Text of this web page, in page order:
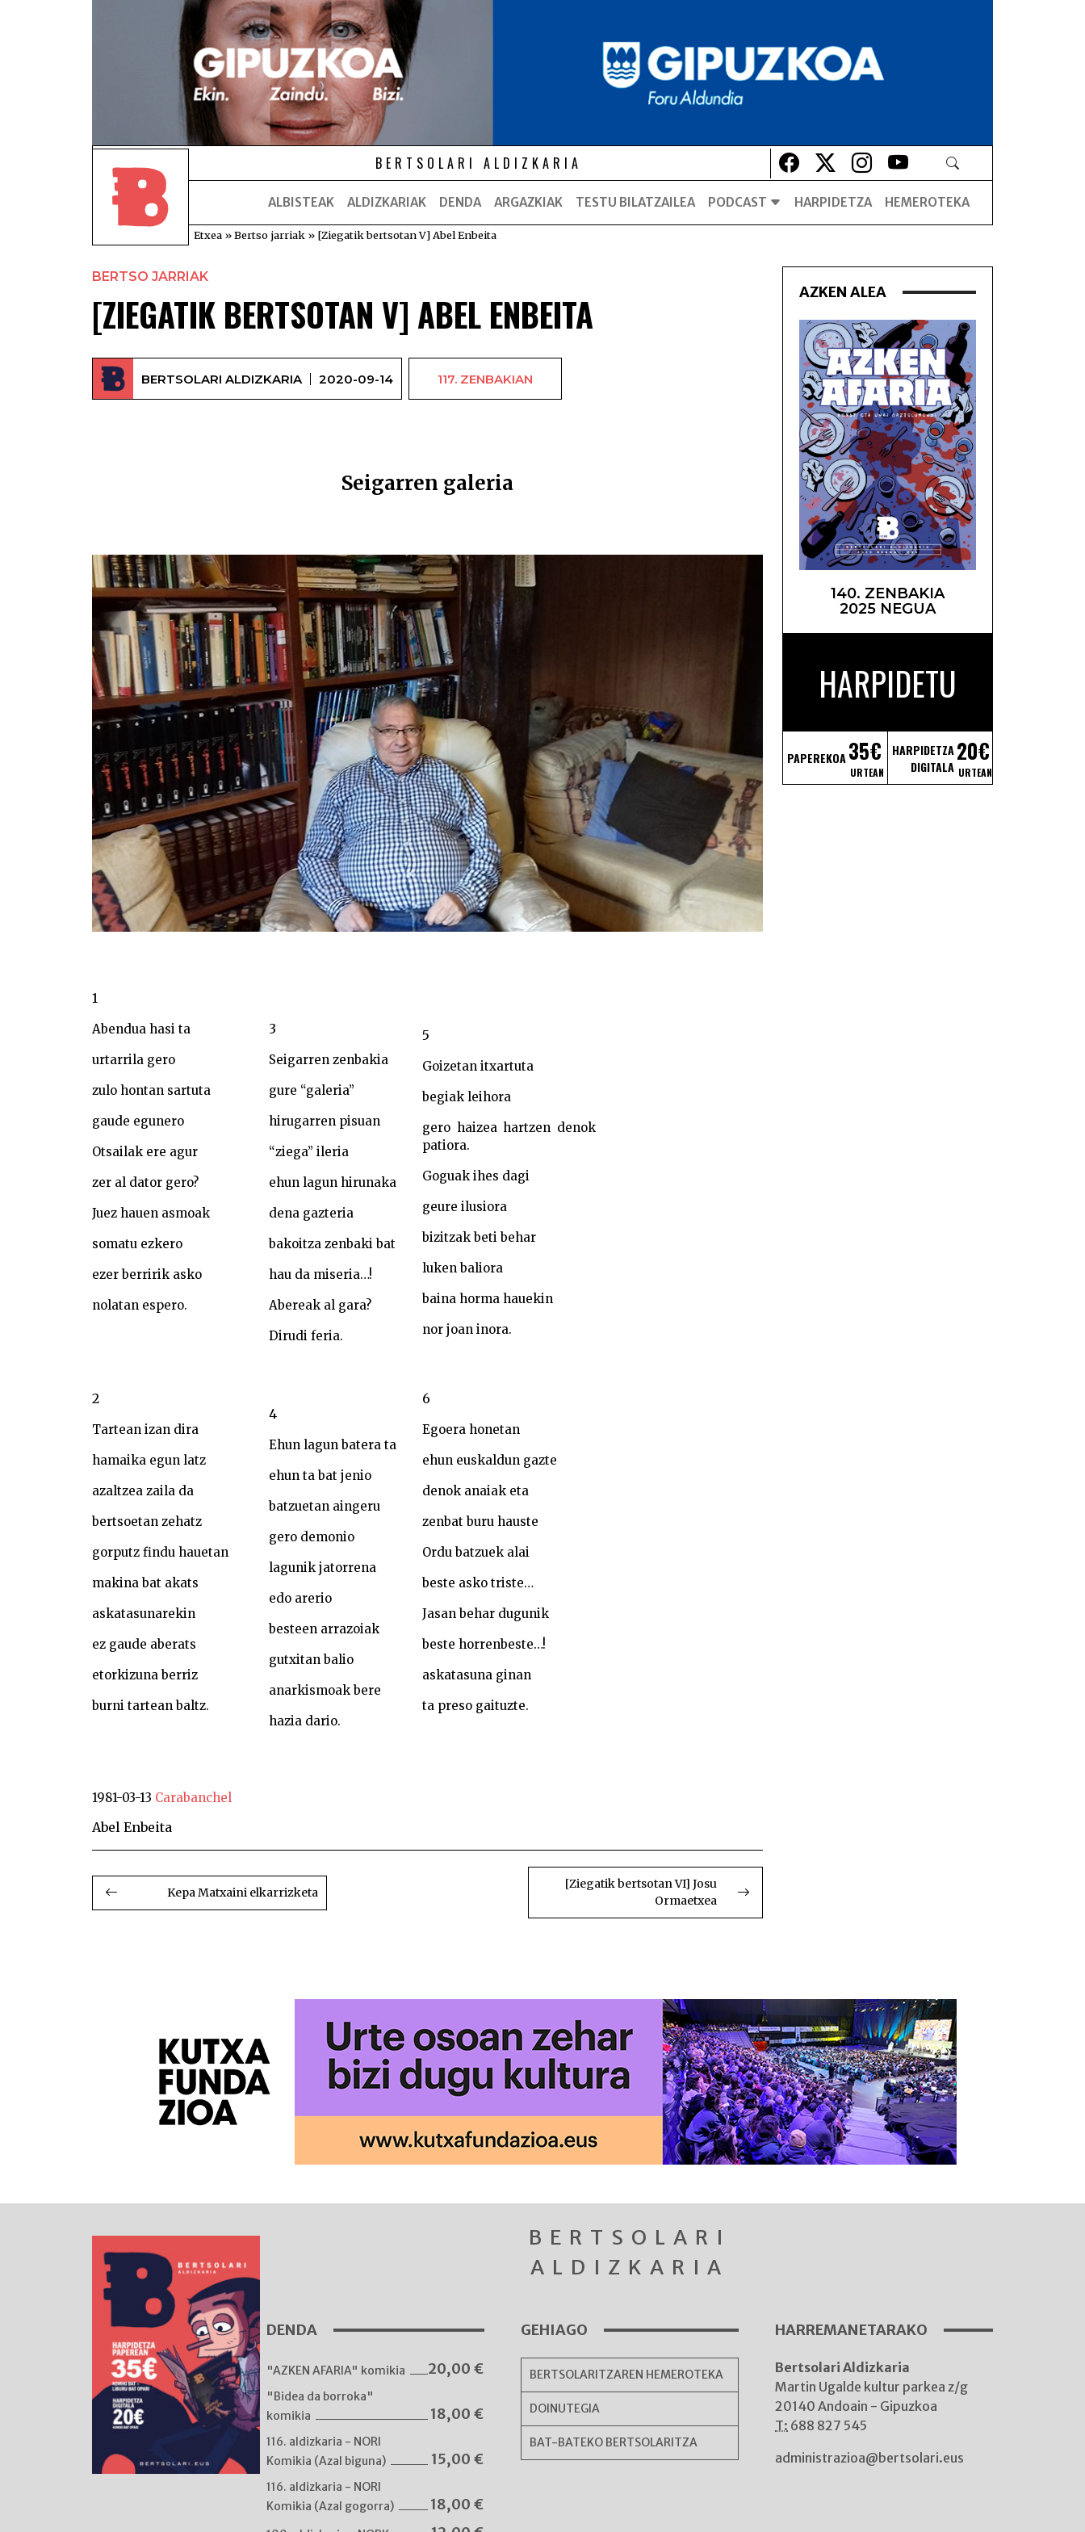
BERTSOLARI ALDIZKARIA Lehio berrian irekiko da
Lehio berrian irekiko da
Lehio berrian irekiko da
Lehio berrian irekiko da
ALBISTEAK ALDIZKARIAK DENDA ARGAZKIAK TESTU BILATZAILEA PODCAST HARPIDETZA HEMEROTEKA
Etxea »Bertso jarriak » [Ziegatik bertsotan V] Abel Enbeita
BERTSO JARRIAK
[ZIEGATIK BERTSOTAN V] ABEL ENBEITA
BERTSOLARI ALDIZKARIA 2020-09-14 117. ZENBAKIAN
Seigarren galeria
1
Abendua hasi ta
urtarrila gero
zulo hontan sartuta
gaude egunero
Otsailak ere agur
zer al dator gero?
Juez hauen asmoak
somatu ezkero
ezer berririk asko
nolatan espero.
3
Seigarren zenbakia
gure “galeria”
hirugarren pisuan
“ziega” ileria
ehun lagun hirunaka
dena gazteria
bakoitza zenbaki bat
hau da miseria…!
Abereak al gara?
Dirudi feria.
5
Goizetan itxartuta
begiak leihora
gero haizea hartzen denok
patiora.
Goguak ihes dagi
geure ilusiora
bizitzak beti behar
luken baliora
baina horma hauekin
nor joan inora.
2
Tartean izan dira
hamaika egun latz
azaltzea zaila da
bertsoetan zehatz
gorputz findu hauetan
makina bat akats
askatasunarekin
ez gaude aberats
etorkizuna berriz
burni tartean baltz.
4
Ehun lagun batera ta
ehun ta bat jenio
batzuetan aingeru
gero demonio
lagunik jatorrena
edo arerio
besteen arrazoiak
gutxitan balio
anarkismoak bere
hazia dario.
6
Egoera honetan
ehun euskaldun gazte
denok anaiak eta
zenbat buru hauste
Ordu batzuek alai
beste asko triste…
Jasan behar dugunik
beste horrenbeste…!
askatasuna ginan
ta preso gaituzte.
1981-03-13 Carabanchel
Abel Enbeita
ZEHAR
Kepa Matxaini elkarrizketa
[Ziegatik bertsotan VI] Josu
Ormaetxea
AZKEN ALEA
140. ZENBAKIA
2025 NEGUA
HARPIDETU
PAPEREKOA35€
URTEAN
HARPIDETZA
DIGITALA
20€
URTEAN
BERTSOLARI
ALDIZKARIA
DENDA
"AZKEN AFARIA" komikia 20,00 €
"Bidea da borroka"
komikia
18,00 €
116. aldizkaria - NORI
Komikia (Azal biguna)
15,00 €
116. aldizkaria - NORI
Komikia (Azal gogorra)
18,00 €
GEHIAGO
BERTSOLARITZAREN HEMEROTEKA
DOINUTEGIA
BAT-BATEKO BERTSOLARITZA
HARREMANETARAKO
Bertsolari Aldizkaria
Martin Ugalde kultur parkea z/g
20140 Andoain - Gipuzkoa
T: 688 827 545
administrazioa@bertsolari.eus